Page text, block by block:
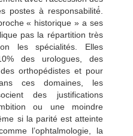
postes à responsabilité́.
« historique » a ses
pas la répartition très
les spécialités. Elles
des urologues, des
orthopédistes et pour
ces domaines, les
des justifications
ou une moindre
si la parité est atteinte
l’ophtalmologie, la